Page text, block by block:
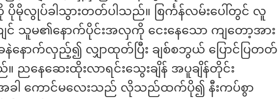
ကို ပိုမိုလွုပ်ခါသွားတတ်ပါသည်။ စြင်္ကန်လမ်းပေါ်တွင် လူ
ျင် သူမ၏နောက်ပိုင်းအလှကို ငေးနေသော ကျတော့အား
နောက်လှည့်၍ လျှာထုတ်ပြီး ချစ်စဘွယ် ပြောင်ပြတတ်
။ ညနေဆေးထိုးလာရင်းသွေးချိန် အပူချိန်တိုင်း
ခါ ကောင်မလေးသည် လိုသည်ထက်ပို၍ နီးကပ်စွာ